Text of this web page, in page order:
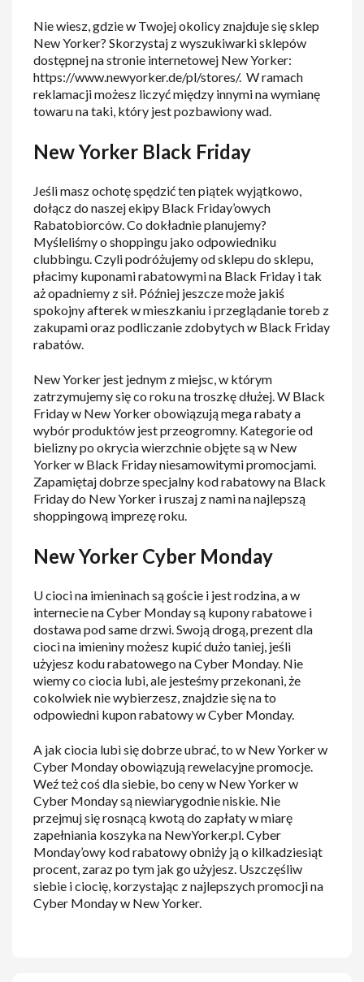
Nie wiesz, gdzie w Twojej okolicy znajduje się sklep
New Yorker? Skorzystaj z wyszukiwarki sklepów
dostępnej na stronie internetowej New Yorker:
https://www.newyorker.de/pl/stores/. W ramach
reklamacji możesz liczyć między innymi na wymianę
towaru na taki, który jest pozbawiony wad.
New Yorker Black Friday
Jeśli masz ochotę spędzić ten piątek wyjątkowo,
dołącz do naszej ekipy Black Friday’owych
Rabatobiorców. Co dokładnie planujemy?
Myśleliśmy o shoppingu jako odpowiedniku
clubbingu. Czyli podróżujemy od sklepu do sklepu,
płacimy kuponami rabatowymi na Black Friday i tak
aż opadniemy z sił. Później jeszcze może jakiś
spokojny afterek w mieszkaniu i przeglądanie toreb z
zakupami oraz podliczanie zdobytych w Black Friday
rabatów.
New Yorker jest jednym z miejsc, w którym
zatrzymujemy się co roku na troszkę dłużej. W Black
Friday w New Yorker obowiązują mega rabaty a
wybór produktów jest przeogromny. Kategorie od
bielizny po okrycia wierzchnie objęte są w New
Yorker w Black Friday niesamowitymi promocjami.
Zapamiętaj dobrze specjalny kod rabatowy na Black
Friday do New Yorker i ruszaj z nami na najlepszą
shoppingową imprezę roku.
New Yorker Cyber Monday
U cioci na imieninach są goście i jest rodzina, a w
internecie na Cyber Monday są kupony rabatowe i
dostawa pod same drzwi. Swoją drogą, prezent dla
cioci na imieniny możesz kupić dużo taniej, jeśli
użyjesz kodu rabatowego na Cyber Monday. Nie
wiemy co ciocia lubi, ale jesteśmy przekonani, że
cokolwiek nie wybierzesz, znajdzie się na to
odpowiedni kupon rabatowy w Cyber Monday.
A jak ciocia lubi się dobrze ubrać, to w New Yorker w
Cyber Monday obowiązują rewelacyjne promocje.
Weź też coś dla siebie, bo ceny w New Yorker w
Cyber Monday są niewiarygodnie niskie. Nie
przejmuj się rosnącą kwotą do zapłaty w miarę
zapełniania koszyka na NewYorker.pl. Cyber
Monday’owy kod rabatowy obniży ją o kilkadziesiąt
procent, zaraz po tym jak go użyjesz. Uszczęśliw
siebie i ciocię, korzystając z najlepszych promocji na
Cyber Monday w New Yorker.